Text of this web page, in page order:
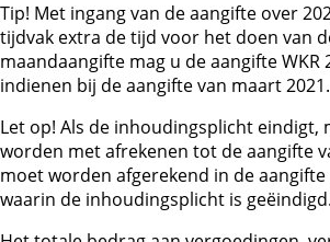
Tip! Met ingang van de aangifte over
tijdvak extra de tijd voor het doen van
maandaangifte mag u de aangifte WKR
indienen bij de aangifte van maart 2021.
Let op! Als de inhoudingsplicht eindigt,
worden met afrekenen tot de aangifte
moet worden afgerekend in de
waarin de inhoudingsplicht is geëindigd.